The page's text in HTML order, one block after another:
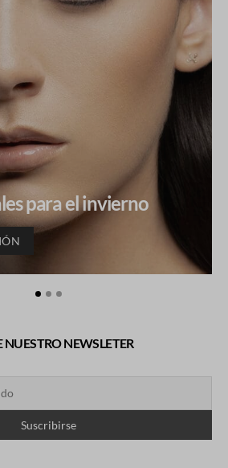
para el invierno
NUESTRO NEWSLETER